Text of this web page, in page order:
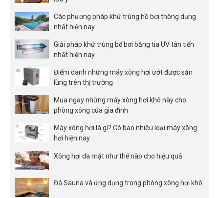
Các phương pháp khử trùng hồ bơi thông dụng
nhất hiện nay
Giải pháp khử trùng bể bơi bằng tia UV tân tiến
nhất hiện nay
Điểm danh những máy xông hơi ướt được săn
lùng trên thị trường
Mua ngay những máy xông hơi khô này cho
phòng xông của gia đình
Máy xông hơi là gì? Có bao nhiêu loại máy xông
hơi hiện nay
Xông hơi da mặt như thế nào cho hiệu quả
Đá Sauna và ứng dụng trong phòng xông hơi khô